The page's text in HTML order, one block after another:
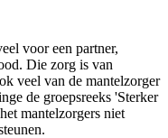
voor een partner,
Die zorg is van
veel van de mantelzorger
de groepsreeks 'Sterker
mantelzorgers niet